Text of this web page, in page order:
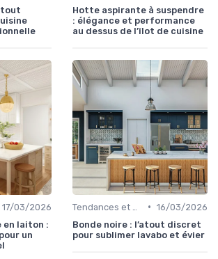
Hotte aspirante à suspendre
: élégance et performance
au dessus de l’îlot de cuisine
17/03/2026
en laiton :
un
• 16/03/2026
Bonde noire : l’atout discret
pour sublimer lavabo et évier